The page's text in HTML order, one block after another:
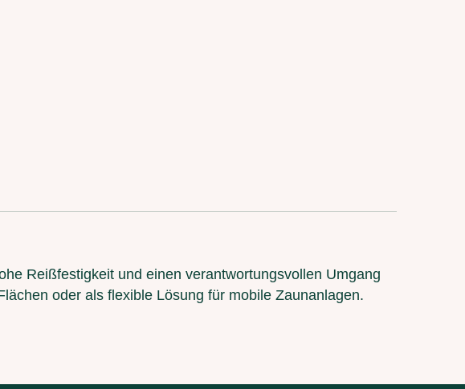
Reißfestigkeit und einen verantwortungsvollen Umgang
oder als flexible Lösung für mobile Zaunanlagen.